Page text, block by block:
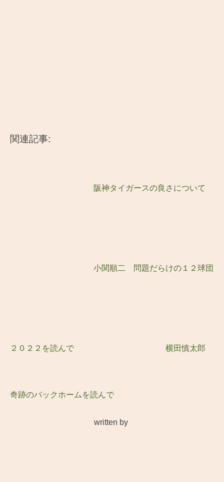
関連記事:
阪神タイガースの良さについて
小関順二 問題だらけの１２球団
２０２２を読んで 横田慎太郎
奇跡のバックホームを読んで
written by